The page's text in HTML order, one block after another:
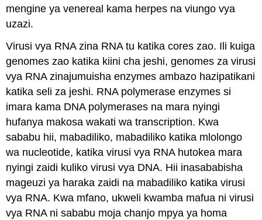
mengine ya venereal kama herpes na viungo vya
uzazi.
Virusi vya RNA zina RNA tu katika cores zao. Ili kuiga
genomes zao katika kiini cha jeshi, genomes za virusi
vya RNA zinajumuisha enzymes ambazo hazipatikani
katika seli za jeshi. RNA polymerase enzymes si
imara kama DNA polymerases na mara nyingi
hufanya makosa wakati wa transcription. Kwa
sababu hii, mabadiliko, mabadiliko katika mlolongo
wa nucleotide, katika virusi vya RNA hutokea mara
nyingi zaidi kuliko virusi vya DNA. Hii inasababisha
mageuzi ya haraka zaidi na mabadiliko katika virusi
vya RNA. Kwa mfano, ukweli kwamba mafua ni virusi
vya RNA ni sababu moja chanjo mpya ya homa